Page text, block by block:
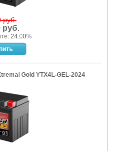
руб.
руб.
24.00%
Gold YTX4L-GEL-2024